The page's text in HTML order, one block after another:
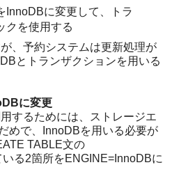
InnoDBに変更して、トラ
クを使用する
、予約システムは更新処理が
とトランザクションを用いる
に変更
するためには、ストレージエ
めで、InnoDBを用いる必要が
TABLE文の
る2箇所をENGINE=InnoDBに